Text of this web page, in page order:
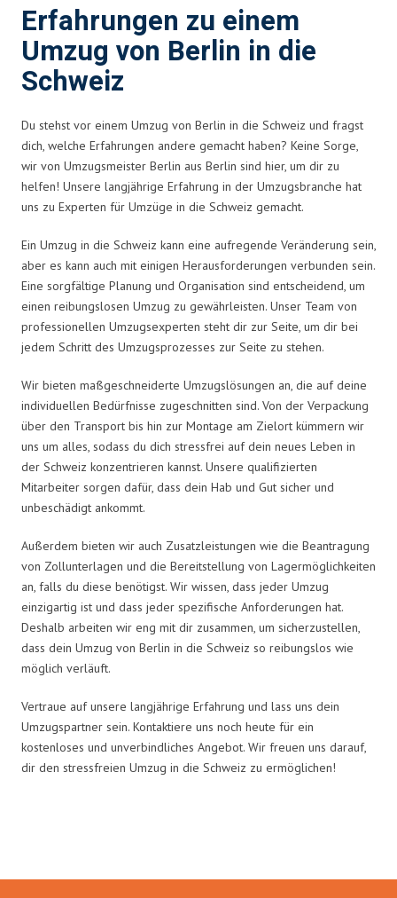
Erfahrungen zu einem
Umzug von Berlin in die
Schweiz
Du stehst vor einem Umzug von Berlin in die Schweiz und fragst
dich, welche Erfahrungen andere gemacht haben? Keine Sorge,
wir von Umzugsmeister Berlin aus Berlin sind hier, um dir zu
helfen! Unsere langjährige Erfahrung in der Umzugsbranche hat
uns zu Experten für Umzüge in die Schweiz gemacht.
Ein Umzug in die Schweiz kann eine aufregende Veränderung sein,
aber es kann auch mit einigen Herausforderungen verbunden sein.
Eine sorgfältige Planung und Organisation sind entscheidend, um
einen reibungslosen Umzug zu gewährleisten. Unser Team von
professionellen Umzugsexperten steht dir zur Seite, um dir bei
jedem Schritt des Umzugsprozesses zur Seite zu stehen.
Wir bieten maßgeschneiderte Umzugslösungen an, die auf deine
individuellen Bedürfnisse zugeschnitten sind. Von der Verpackung
über den Transport bis hin zur Montage am Zielort kümmern wir
uns um alles, sodass du dich stressfrei auf dein neues Leben in
der Schweiz konzentrieren kannst. Unsere qualifizierten
Mitarbeiter sorgen dafür, dass dein Hab und Gut sicher und
unbeschädigt ankommt.
Außerdem bieten wir auch Zusatzleistungen wie die Beantragung
von Zollunterlagen und die Bereitstellung von Lagermöglichkeiten
an, falls du diese benötigst. Wir wissen, dass jeder Umzug
einzigartig ist und dass jeder spezifische Anforderungen hat.
Deshalb arbeiten wir eng mit dir zusammen, um sicherzustellen,
dass dein Umzug von Berlin in die Schweiz so reibungslos wie
möglich verläuft.
Vertraue auf unsere langjährige Erfahrung und lass uns dein
Umzugspartner sein. Kontaktiere uns noch heute für ein
kostenloses und unverbindliches Angebot. Wir freuen uns darauf,
dir den stressfreien Umzug in die Schweiz zu ermöglichen!